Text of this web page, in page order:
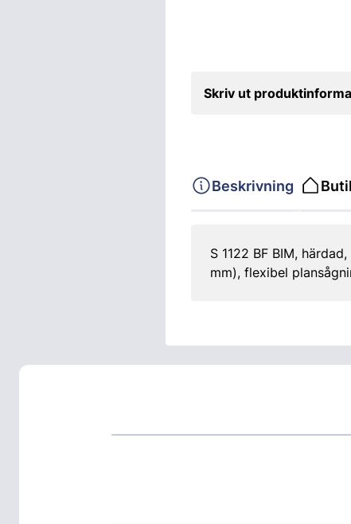
Skriv ut
Beskrivning
S 1122 BF BIM,
mm), flexibel